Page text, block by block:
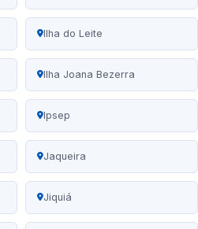
Ilha do Leite
Ilha Joana Bezerra
Ipsep
Jaqueira
Jiquiá